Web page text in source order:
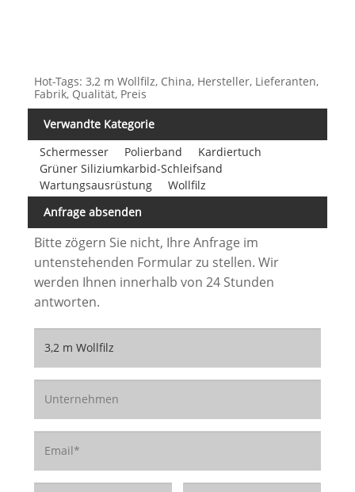
Hot-Tags: 3,2 m Wollfilz, China, Hersteller, Lieferanten,
Fabrik, Qualität, Preis
Verwandte Kategorie
Schermesser
Polierband
Kardiertuch
Grüner Siliziumkarbid-Schleifsand
Wartungsausrüstung
Wollfilz
Anfrage absenden
Bitte zögern Sie nicht, Ihre Anfrage im
untenstehenden Formular zu stellen. Wir
werden Ihnen innerhalb von 24 Stunden
antworten.